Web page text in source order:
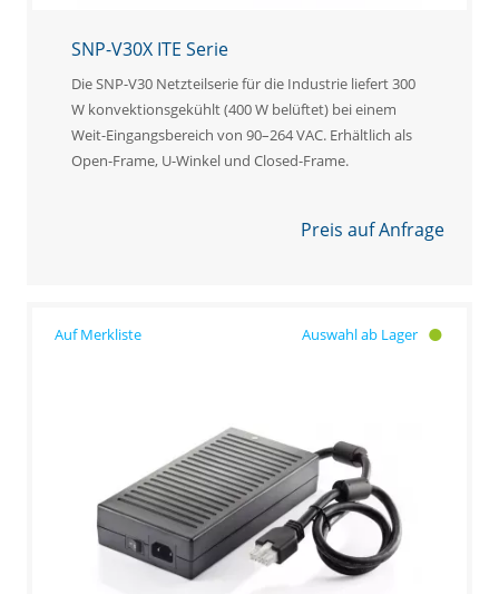
SNP-V30X ITE Serie
Die SNP-V30 Netzteilserie für die Industrie liefert 300
W konvektionsgekühlt (400 W belüftet) bei einem
Weit-Eingangsbereich von 90–264 VAC. Erhältlich als
Open-Frame, U-Winkel und Closed-Frame.
Preis auf Anfrage
Auswahl ab Lager